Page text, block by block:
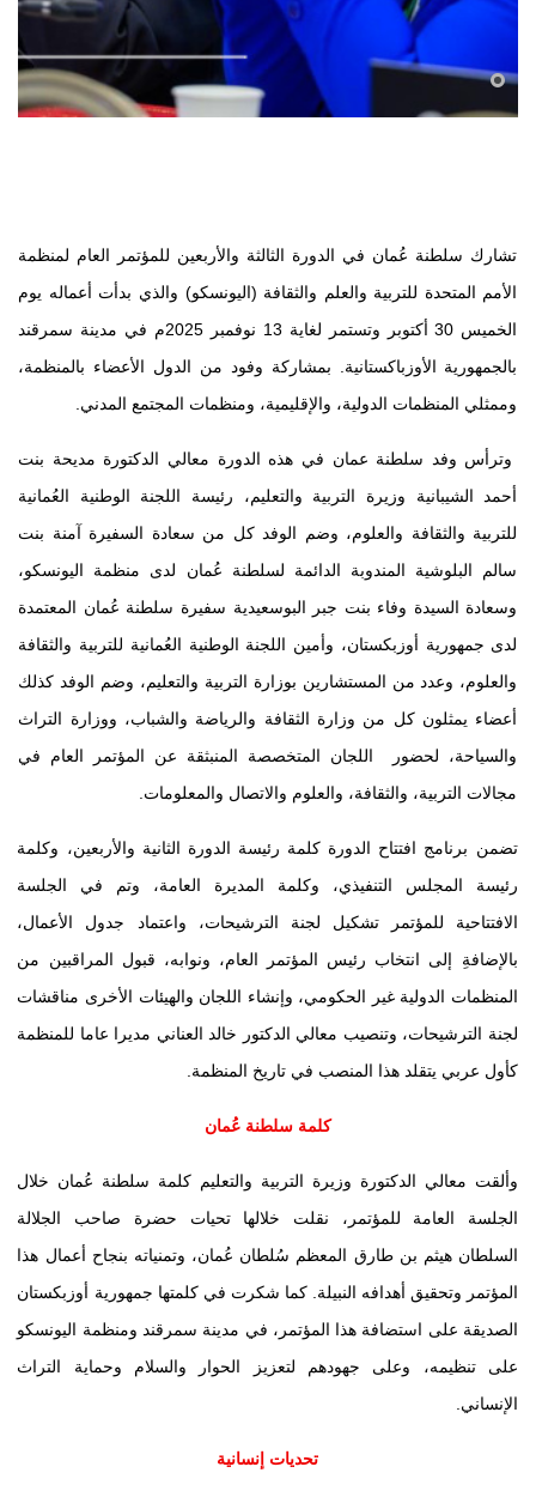
تشارك سلطنة عُمان في الدورة الثالثة والأربعين للمؤتمر العام لمنظمة
الأمم المتحدة للتربية والعلم والثقافة (اليونسكو) والذي بدأت أعماله يوم
الخميس 30 أكتوبر وتستمر لغاية 13 نوفمبر 2025م في مدينة سمرقند
بالجمهورية الأوزباكستانية. بمشاركة وفود من الدول الأعضاء بالمنظمة،
وممثلي المنظمات الدولية، والإقليمية، ومنظمات المجتمع المدني.
وترأس وفد سلطنة عمان في هذه الدورة معالي الدكتورة مديحة بنت
أحمد الشيبانية وزيرة التربية والتعليم، رئيسة اللجنة الوطنية العُمانية
للتربية والثقافة والعلوم، وضم الوفد كل من سعادة السفيرة آمنة بنت
سالم البلوشية المندوبة الدائمة لسلطنة عُمان لدى منظمة اليونسكو،
وسعادة السيدة وفاء بنت جبر البوسعيدية سفيرة سلطنة عُمان المعتمدة
لدى جمهورية أوزبكستان، وأمين اللجنة الوطنية العُمانية للتربية والثقافة
والعلوم، وعدد من المستشارين بوزارة التربية والتعليم، وضم الوفد كذلك
أعضاء يمثلون كل من وزارة الثقافة والرياضة والشباب، ووزارة التراث
والسياحة، لحضور اللجان المتخصصة المنبثقة عن المؤتمر العام في
مجالات التربية، والثقافة، والعلوم والاتصال والمعلومات.
تضمن برنامج افتتاح الدورة كلمة رئيسة الدورة الثانية والأربعين، وكلمة
رئيسة المجلس التنفيذي، وكلمة المديرة العامة، وتم في الجلسة
الافتتاحية للمؤتمر تشكيل لجنة الترشيحات، واعتماد جدول الأعمال،
بالإضافةِ إلى انتخاب رئيس المؤتمر العام، ونوابه، قبول المراقبين من
المنظمات الدولية غير الحكومي، وإنشاء اللجان والهيئات الأخرى مناقشات
لجنة الترشيحات، وتنصيب معالي الدكتور خالد العناني مديرا عاما للمنظمة
كأول عربي يتقلد هذا المنصب في تاريخ المنظمة.
كلمة سلطنة عُمان
وألقت معالي الدكتورة وزيرة التربية والتعليم كلمة سلطنة عُمان خلال
الجلسة العامة للمؤتمر، نقلت خلالها تحيات
حضرة صاحب الجلالة
السلطان هيثم بن طارق المعظم سُلطان عُمان، وتمنياته بنجاح أعمال هذا
المؤتمر وتحقيق أهدافه النبيلة. كما شكرت في كلمتها جمهورية أوزبكستان
الصديقة على استضافة هذا المؤتمر، في مدينة سمرقند ومنظمة اليونسكو
على تنظيمه، وعلى جهودهم لتعزيز الحوار والسلام وحماية التراث
الإنساني.
تحديات إنسانية